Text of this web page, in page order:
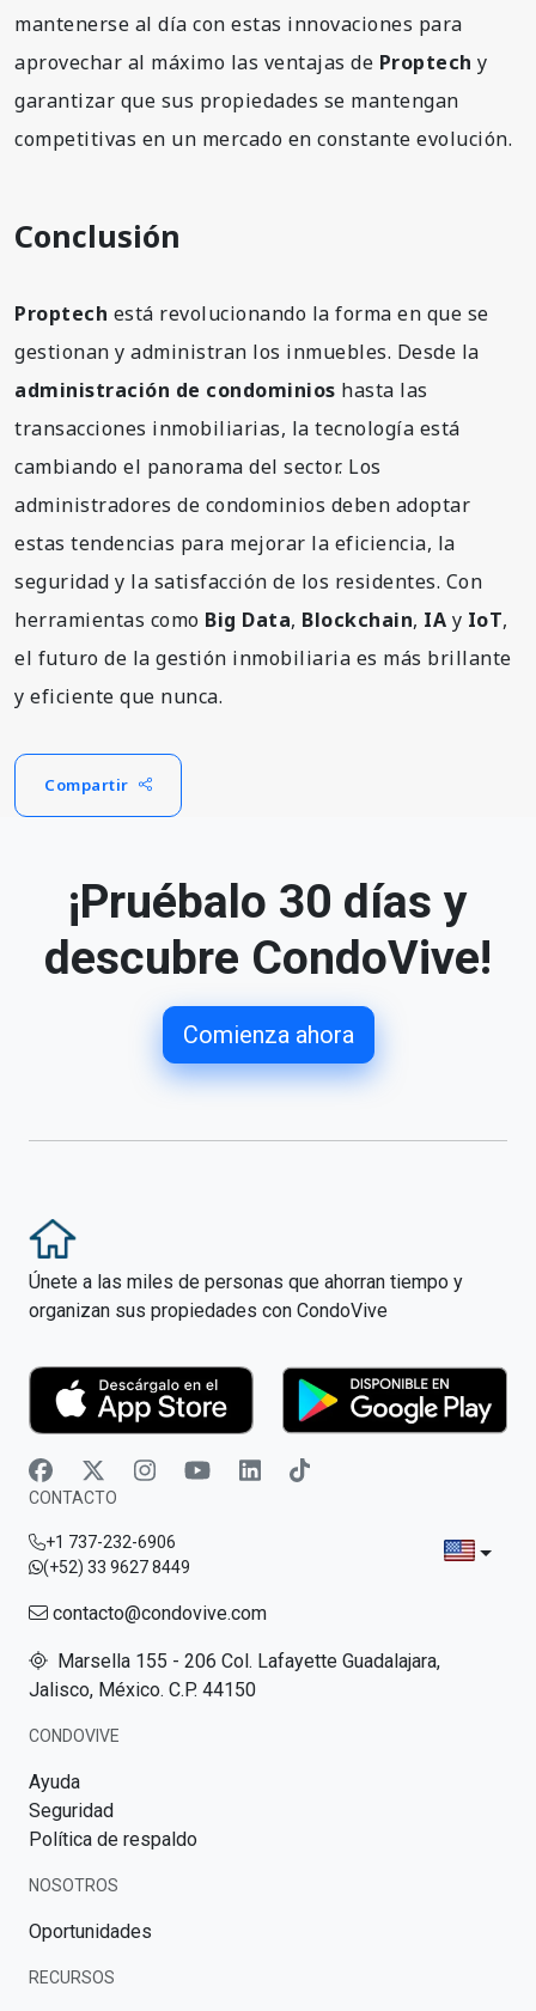
mantenerse al día con estas innovaciones para
aprovechar al máximo las ventajas de Proptech y
garantizar que sus propiedades se mantengan
competitivas en un mercado en constante evolución.
Conclusión
Proptech está revolucionando la forma en que se
gestionan y administran los inmuebles. Desde la
administración de condominios hasta las
transacciones inmobiliarias, la tecnología está
cambiando el panorama del sector. Los
administradores de condominios deben adoptar
estas tendencias para mejorar la eficiencia, la
seguridad y la satisfacción de los residentes. Con
herramientas como Big Data, Blockchain, IA y IoT,
el futuro de la gestión inmobiliaria es más brillante
y eficiente que nunca.
Compartir
¡Pruébalo 30 días y
descubre CondoVive!
Comienza ahora
Únete a las miles de personas que ahorran tiempo y
organizan sus propiedades con CondoVive
CONTACTO
+1 737-232-6906
(+52) 33 9627 8449
contacto@condovive.com
Marsella 155 - 206 Col. Lafayette Guadalajara,
Jalisco, México. C.P. 44150
CONDOVIVE
Ayuda
Seguridad
Política de respaldo
NOSOTROS
Oportunidades
RECURSOS